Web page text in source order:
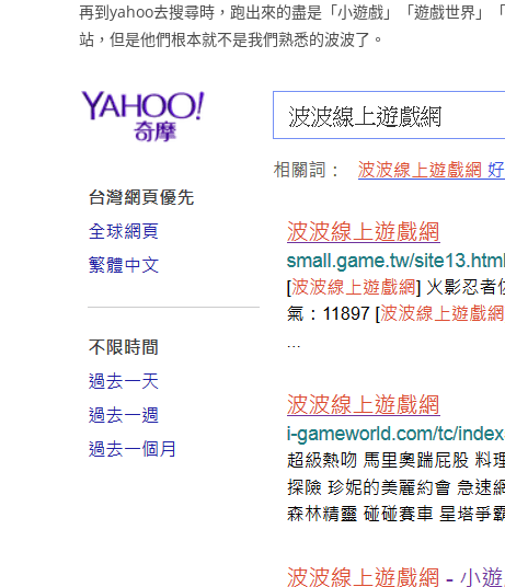
再到yahoo去搜尋時，跑出來的盡是「小遊戲」「遊戲世界」
站，但是他們根本就不是我們熟悉的波波了。